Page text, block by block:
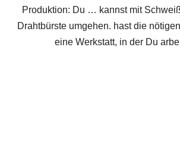
Produktion: Du … kannst mit
Drahtbürste umgehen. hast die
eine Werkstatt, in der Du